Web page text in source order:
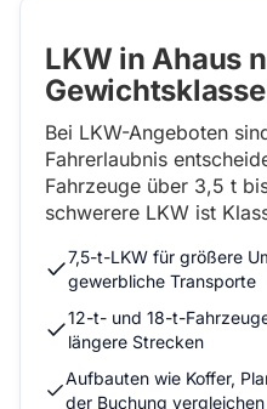
LKW in Ahaus
Bei LKW-Angeboten
Fahrerlaubnis
Fahrzeuge über 3,5 t
schwerere LKW ist
7,5-t-LKW für größere
gewerbliche Transporte
12-t- und 18-t-
längere Strecken
Aufbauten wie Koffer,
der Buchung vergleichen